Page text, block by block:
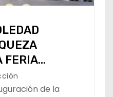
FERIA
de la